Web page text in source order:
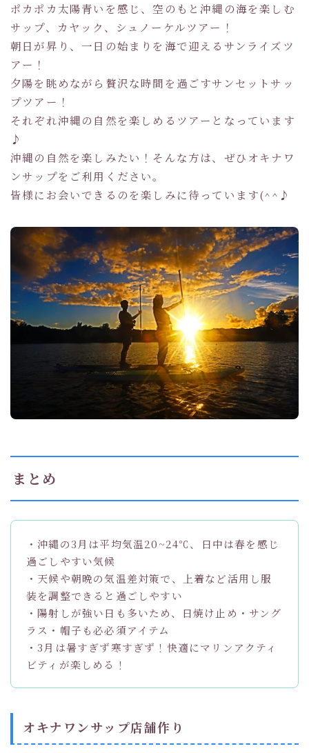
ポカポカ太陽青いを感じ、空のもと沖縄の海を楽しむ
サップ、カヤック、シュノーケルツアー！
朝日が昇り、一日の始まりを海で迎えるサンライズツ
アー！
夕陽を眺めながら贅沢な時間を過ごすサンセットサッ
プツアー！
それぞれ沖縄の自然を楽しめるツアーとなっています
♪
沖縄の自然を楽しみたい！そんな方は、ぜひオキナワ
ンサップをご利用ください。
皆様にお会いできるのを楽しみに待っています(^^♪
まとめ
・沖縄の3月は平均気温20~24℃、日中は春を感じ
過ごしやすい気候
・天候や朝晩の気温差対策で、上着など活用し服
装を調整できると過ごしやすい
・陽射しが強い日も多いため、日焼け止め・サング
ラス・帽子も必必須アイテム
・3月は暑すぎず寒すぎず！快適にマリンアクティ
ビティが楽しめる！
オキナワンサップ店舗作り